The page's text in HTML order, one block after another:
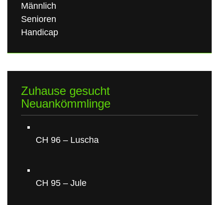
Männlich
Senioren
Handicap
Zuhause gesucht
Neuankömmlinge
CH 96 – Luscha
CH 95 – Jule